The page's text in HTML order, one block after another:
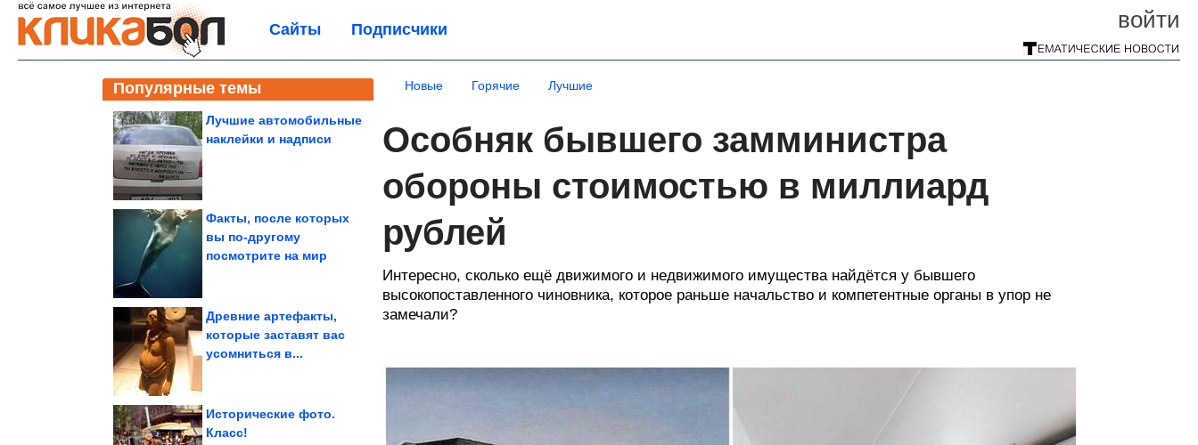
войти
Сайты Подписчики
Популярные темы
Лучшие автомобильные
наклейки и надписи
Факты, после которых
вы по-другому
посмотрите на мир
Древние артефакты,
которые заставят вас
усомниться в...
Исторические фото.
Класс!
Новые Горячие Лучшие
Особняк бывшего замминистра
обороны стоимостью в миллиард
рублей
Интересно, сколько ещё движимого и недвижимого имущества найдётся у бывшего
высокопоставленного чиновника, которое раньше начальство и компетентные органы в упор не
замечали?